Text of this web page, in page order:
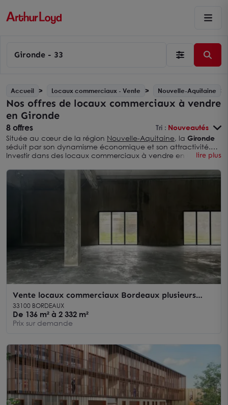
Gironde - 33
Accueil Locaux commerciaux - Vente Nouvelle-Aquitaine
Nos offres de locaux commerciaux à vendre
en Gironde
8 offres Tri : Nouveautés
Située au cœur de la région Nouvelle-Aquitaine, la Gironde
séduit par son dynamisme économique et son attractivité.
Investir dans des locaux commerciaux à vendre en Gironde
recherché. Les secteurs du commerce, du tourisme et des
services y connaissent une croissance continue, portée par
lire plus
Vente locaux commerciaux Bordeaux plusieurs
surfaces aménageables disponibles
33100 BORDEAUX
De 136 m² à 2 332 m²
Prix sur demande